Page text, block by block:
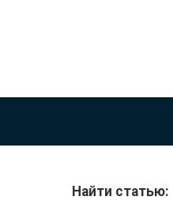
Найти статью: